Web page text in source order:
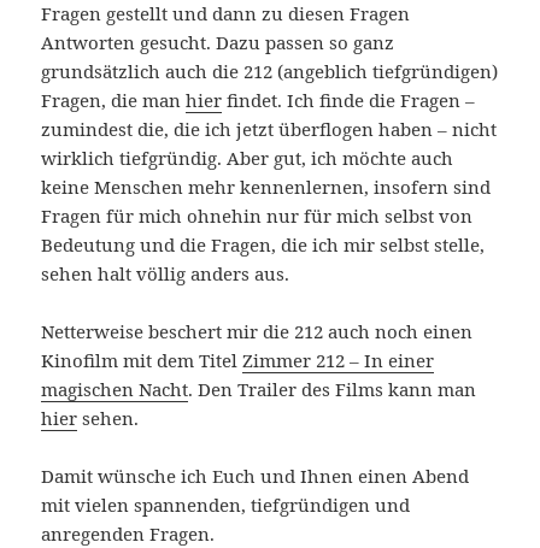
Fragen gestellt und dann zu diesen Fragen
Antworten gesucht. Dazu passen so ganz
grundsätzlich auch die 212 (angeblich tiefgründigen)
Fragen, die manhier findet. Ich finde die Fragen –
zumindest die, die ich jetzt überflogen haben – nicht
wirklich tiefgründig. Aber gut, ich möchte auch
keine Menschen mehr kennenlernen, insofern sind
Fragen für mich ohnehin nur für mich selbst von
Bedeutung und die Fragen, die ich mir selbst stelle,
sehen halt völlig anders aus.
Netterweise beschert mir die 212 auch noch einen
Kinofilm mit dem TitelZimmer 212 – In einer
magischen Nacht. Den Trailer des Films kann man
hier sehen.
Damit wünsche ich Euch und Ihnen einen Abend
mit vielen spannenden, tiefgründigen und
anregenden Fragen.